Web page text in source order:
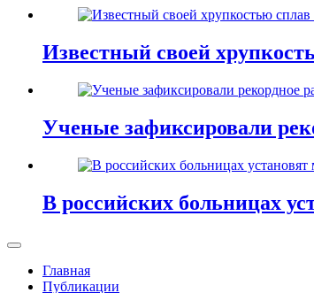
Известный своей
Ученые зафиксировали
В российских больницах
Главная
Публикации